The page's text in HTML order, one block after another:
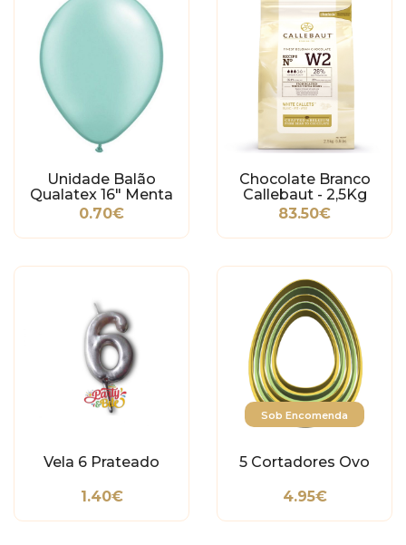
Unidade Balão
Qualatex 16" Menta
Pérola
0.70€
Chocolate Branco
Callebaut - 2,5Kg
83.50€
Vela 6 Prateado
1.40€
Sob Encomenda
5 Cortadores Ovo
4.95€